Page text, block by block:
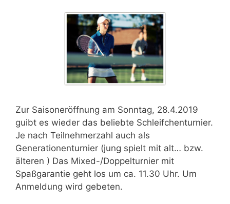
Zur Saisoneröffnung am Sonntag, 28.4.2019
guibt es wieder das beliebte Schleifchenturnier.
Je nach Teilnehmerzahl auch als
Generationenturnier (jung spielt mit alt… bzw.
älteren ) Das Mixed-/Doppelturnier mit
Spaßgarantie geht los um ca. 11.30 Uhr. Um
Anmeldung wird gebeten.